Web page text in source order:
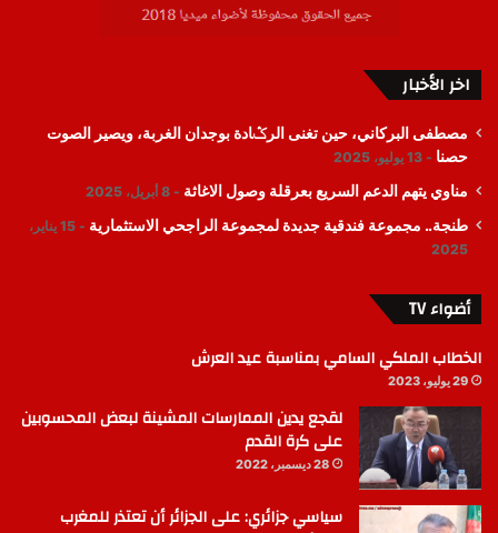
اخر الأخبار
مصطفى البركاني، حين تغنى الرݣادة بوجدان الغربة، ويصير الصوت
حصنا
13 يوليو، 2025
مناوي يتهم الدعم السريع بعرقلة وصول الاغاثة 8 أبريل، 2025
طنجة.. مجموعة فندقية جديدة لمجموعة الراجحي الاستثمارية
15 يناير،
2025
أضواء TV
الخطاب الملكي السامي بمناسبة عيد العرش
29 يوليو، 2023
لقجع يدين الممارسات المشينة لبعض المحسوبين
على كرة القدم
28 ديسمبر، 2022
سياسي جزائري: على الجزائر أن تعتذر للمغرب